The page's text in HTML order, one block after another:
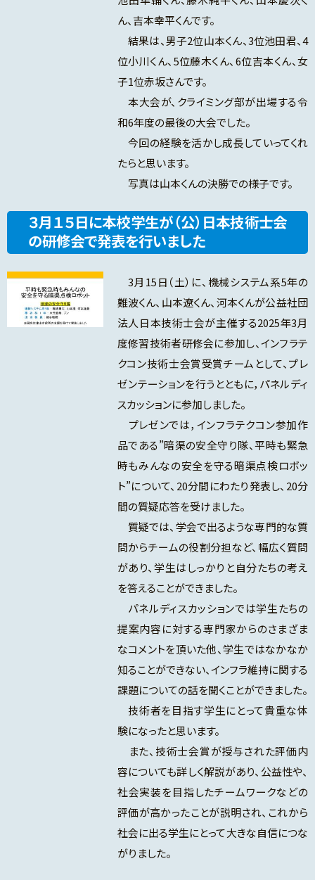
ん、吉本幸平くんです。
結果は、男子2位山本くん、3位池田君、4
位小川くん、5位藤木くん、6位吉本くん、女
子1位赤坂さんです。
本大会が、クライミング部が出場する令
和6年度の最後の大会でした。
今回の経験を活かし成長していってくれ
たらと思います。
写真は山本くんの決勝での様子です。
３月１５日に本校学生が（公）日本技術士会
の研修会で発表を行いました
3月15日（土）に、機械システム系5年の
難波くん、山本遼くん、河本くんが公益社団
法人日本技術士会が主催する2025年3月
度修習技術者研修会に参加し、インフラテ
クコン技術士会賞受賞チームとして、プレ
ゼンテーションを行うとともに，パネルディ
スカッションに参加しました。
プレゼンでは，インフラテクコン参加作
品である”暗渠の安全守り隊、平時も緊急
時もみんなの安全を守る暗渠点検ロボッ
ト”について、20分間にわたり発表し、20分
間の質疑応答を受けました。
質疑では、学会で出るような専門的な質
問からチームの役割分担など、幅広く質問
があり、学生はしっかりと自分たちの考え
を答えることができました。
パネルディスカッションでは学生たちの
提案内容に対する専門家からのさまざま
なコメントを頂いた他、学生ではなかなか
知ることができない、インフラ維持に関する
課題についての話を聞くことができました。
技術者を目指す学生にとって貴重な体
験になったと思います。
また、技術士会賞が授与された評価内
容についても詳しく解説があり、公益性や、
社会実装を目指したチームワークなどの
評価が高かったことが説明され、これから
社会に出る学生にとって大きな自信につな
がりました。